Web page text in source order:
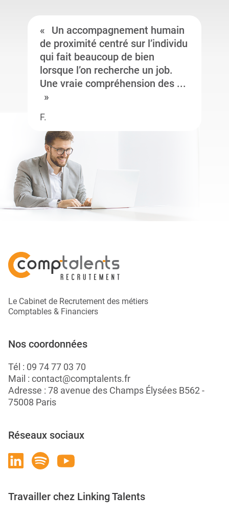
Un accompagnement humain
de proximité centré sur l’individu
qui fait beaucoup de bien
lorsque l’on recherche un job.
Une vraie compréhension des ...
F.
Le Cabinet de Recrutement des métiers
Comptables & Financiers
Nos coordonnées
Tél : 09 74 77 03 70
Mail : contact@comptalents.fr
Adresse : 78 avenue des Champs Élysées B562 -
75008 Paris
Réseaux sociaux
Travailler chez Linking Talents